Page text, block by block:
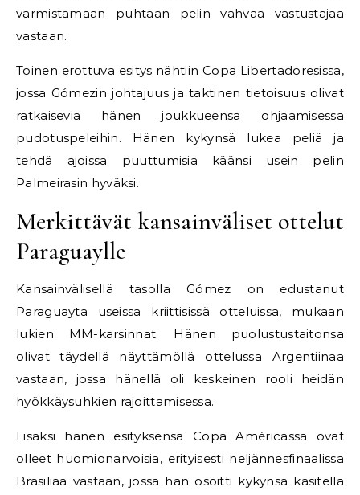
varmistamaan puhtaan pelin vahvaa vastustajaa
vastaan.
Toinen erottuva esitys nähtiin Copa Libertadoresissa,
jossa Gómezin johtajuus ja taktinen tietoisuus olivat
ratkaisevia hänen joukkueensa ohjaamisessa
pudotuspeleihin. Hänen kykynsä lukea peliä ja
tehdä ajoissa puuttumisia käänsi usein pelin
Palmeirasin hyväksi.
Merkittävät kansainväliset ottelut
Paraguaylle
Kansainvälisellä tasolla Gómez on edustanut
Paraguayta useissa kriittisissä otteluissa, mukaan
lukien MM-karsinnat. Hänen puolustustaitonsa
olivat täydellä näyttämöllä ottelussa Argentiinaa
vastaan, jossa hänellä oli keskeinen rooli heidän
hyökkäysuhkien rajoittamisessa.
Lisäksi hänen esityksensä Copa Américassa ovat
olleet huomionarvoisia, erityisesti neljännesfinaalissa
Brasiliaa vastaan, jossa hän osoitti kykynsä käsitellä